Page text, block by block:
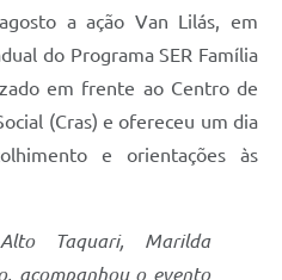
a ação Van Lilás, em
do Programa SER Família
em frente ao Centro de
(Cras) e ofereceu um dia
e orientações às
Taquari, Marilda
acompanhou o evento